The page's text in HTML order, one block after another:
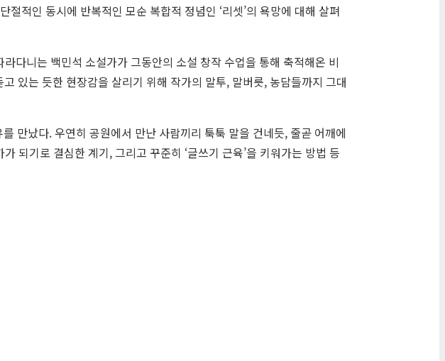
적인 동시에 반복적인 모순 복합적 정념인 ‘리셋’의 욕망에 대해 살펴
다니는 백민석 소설가가 그동안의 소설 창작 수업을 통해 축적해온 비
있는 듯한 현장감을 살리기 위해 작가의 말투, 말버릇, 농담들까지 그대
만났다. 우연히 공원에서 만난 사람끼리 툭툭 말을 건네듯, 줄곧 어깨에
되기로 결심한 계기, 그리고 꾸준히 ‘글쓰기 근육’을 키워가는 방법 등